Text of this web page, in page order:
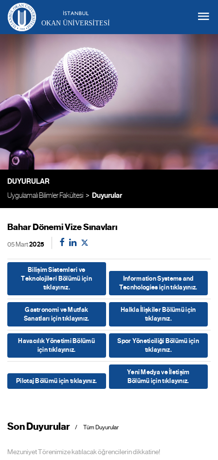
OKAN ÜNIVERSITESI
DUYURULAR
Uygulamalı Bilimler Fakültesi Duyurular
Bahar Dönemi Vize Sınavları
05 Mart2025
Bilişim Sistemleri ve
Teknolojileri Bölümü için
tıklayınız.
Information Systems and
Tecnhologies için tıklayınız.
Gastronomi ve Mutfak
Sanatları için tıklayınız.
Halkla İlişkiler Bölümü için
tıklayınız.
Havacılık Yönetimi Bölümü
için tıklayınız.
Spor Yöneticiliği Bölümü için
tıklayınız.
Pilotaj Bölümü için tıklayınız.
Yeni Medya ve İletişim
Bölümü için tıklayınız.
Son Duyurular Tüm Duyurular
Mezuniyet Törenimize katılacak öğrencilerin dikkatine!